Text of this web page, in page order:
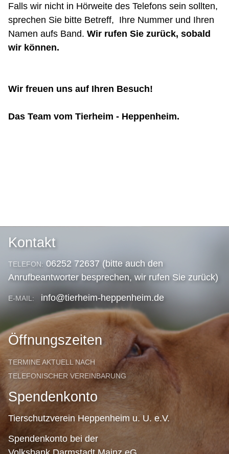
Falls wir nicht in Hörweite des Telefons sein sollten,
sprechen Sie bitte Betreff, Ihre Nummer und Ihren
Namen aufs Band. Wir rufen Sie zurück, sobald
wir können.
Wir freuen uns auf Ihren Besuch!
Das Team vom Tierheim - Heppenheim.
Kontakt
TELEFON: 06252 72637 (bitte auch den
Anrufbeantworter besprechen, wir rufen Sie zurück)
E-MAIL: info@tierheim-heppenheim.de
Öffnungszeiten
TERMINE AKTUELL NACH
TELEFONISCHER VEREINBARUNG
Spendenkonto
Tierschutzverein Heppenheim u. U. e.V.
Spendenkonto bei der